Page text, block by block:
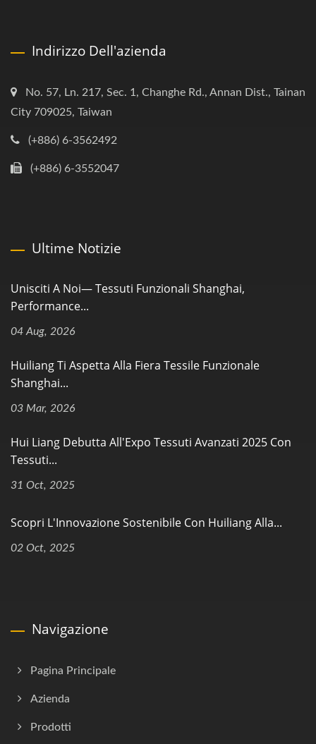
Indirizzo Dell'azienda
No. 57, Ln. 217, Sec. 1, Changhe Rd., Annan Dist., Tainan
City 709025, Taiwan
(+886) 6-3562492
(+886) 6-3552047
Ultime Notizie
Unisciti A Noi— Tessuti Funzionali Shanghai,
Performance...
04 Aug, 2026
Huiliang Ti Aspetta Alla Fiera Tessile Funzionale
Shanghai...
03 Mar, 2026
Hui Liang Debutta All'Expo Tessuti Avanzati 2025 Con
Tessuti...
31 Oct, 2025
Scopri L'Innovazione Sostenibile Con Huiliang Alla...
02 Oct, 2025
Navigazione
Pagina Principale
Azienda
Prodotti